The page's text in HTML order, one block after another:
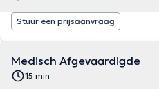
Stuur een prijsaanvraag
Medisch Afgevaardigde
15 min